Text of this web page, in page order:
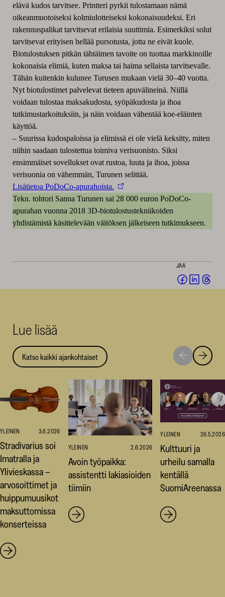
elävä kudos tarvitsee. Printteri pyrkii tulostamaan nämä
oikeanmuotoiseksi kolmiulotteiseksi kokonaisuudeksi. Eri
rakennuspalikat tarvitsevat erilaisia suuttimia. Esimerkiksi solut
tarvitsevat erityisen hellää pursotusta, jotta ne eivät kuole.
Biotulostuksen pitkän tähtäimen tavoite on tuottaa markkinoille
kokonaisia elimiä, kuten maksa tai haima sellaista tarvitsevalle.
Tähän kuitenkin kulunee Turusen mukaan vielä 30–40 vuotta.
Nyt biotulostimet palvelevat tieteen apuvälineinä. Niillä
voidaan tulostaa maksakudosta, syöpäkudosta ja ihoa
tutkimustarkoituksiin, ja näin voidaan vähentää koe-eläinten
käyttöä.
–Suurissa kudospaloissa ja elimissä ei ole vielä keksitty, miten
niihin saadaan tulostettua toimiva verisuonisto. Siksi
ensimmäiset sovellukset ovat rustoa, luuta ja ihoa, joissa
verisuonia on vähemmän, Turunen selittää.
Lisätietoa PoDoCo-apurahoista.
Tekn. tohtori Sanna Turunen sai 28 000 euron PoDoCo-
apurahan vuonna 2018 3D-biotulostustekniikoiden
yhdistämistä käsittelevään väitöksen jälkeiseen tutkimukseen.
JAA
Jaa Jaa
Lue lisää
Katso kaikki ajankohtaiset
Siirry
seuraavaan
Siirry
YLEINEN 3.6.2026
Stradivarius soi
Imatralla ja
Ylivieskassa –
arvosoittimet ja
huippumuusikot
maksuttomissa
konserteissa
YLEINEN 2.6.2026
Avoin työpaikka:
assistentti lakiasioiden
tiimiin
YLEINEN 26.5.2026
Kulttuuri ja
urheilu samalla
kentällä
SuomiAreenassa